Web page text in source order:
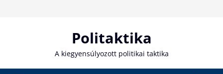
Politaktika
A kiegyensúlyozott politikai taktika